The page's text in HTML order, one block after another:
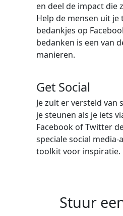
en deel de impact die
Help de mensen uit je
bedankjes op
bedanken is een van
manieren.
Get Social
Je zult er versteld van
je steunen als je iets
Facebook of Twitter
speciale social
toolkit voor inspiratie.
Stuur